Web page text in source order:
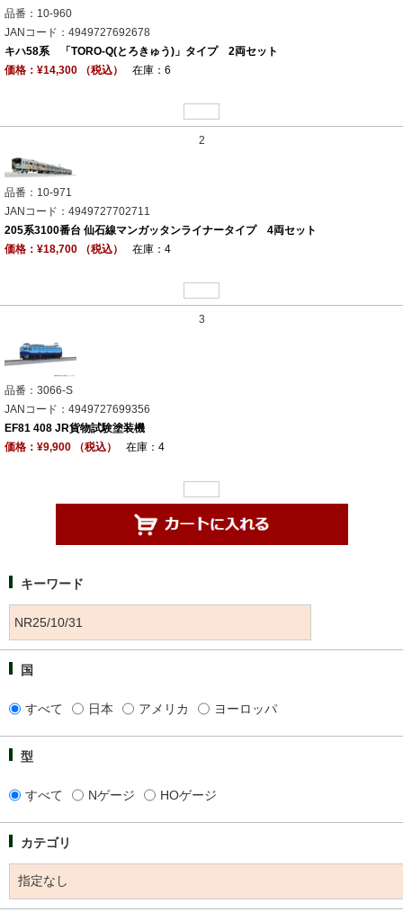
品番：10-960
JANコード：4949727692678
キハ58系 「TORO-Q(とろきゅう)」タイプ 2両セット
価格：¥14,300 （税込）
在庫：6
2
品番：10-971
JANコード：4949727702711
205系3100番台 仙石線マンガッタンライナータイプ 4両セット
価格：¥18,700 （税込）
在庫：4
3
品番：3066-S
JANコード：4949727699356
EF81 408 JR貨物試験塗装機
価格：¥9,900 （税込）
在庫：4
キーワード
国
すべて 日本 アメリカ ヨーロッパ
型
すべて Nゲージ HOゲージ
カテゴリ